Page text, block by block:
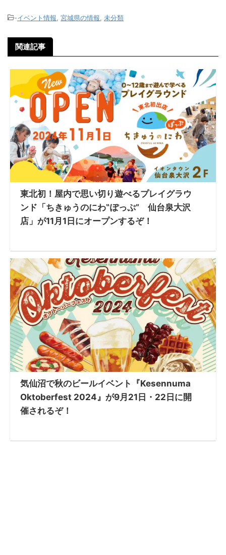
-イベント情報 宮城県の情報 未分類
関連記事
東北初！屋内で思い切り遊べるプレイグラウ
ンド「ちきゅうのにわ‟ぽっぷ” 仙台泉大沢
店」が11月1日にオープンするぞ！
気仙沼で秋のビールイベント『Kesennuma
Oktoberfest 2024』が9月21日・22日に開
催されるぞ！